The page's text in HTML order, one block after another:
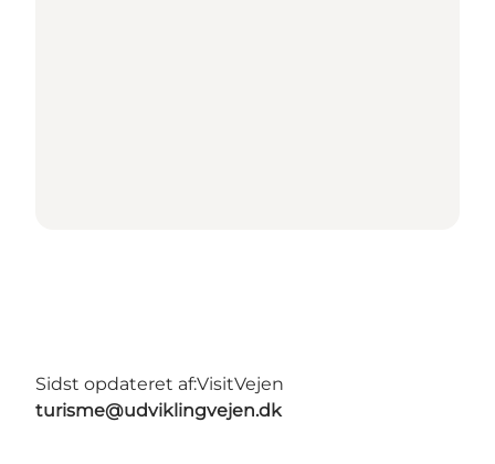
Sidst opdateret af:VisitVejen
turisme@udviklingvejen.dk